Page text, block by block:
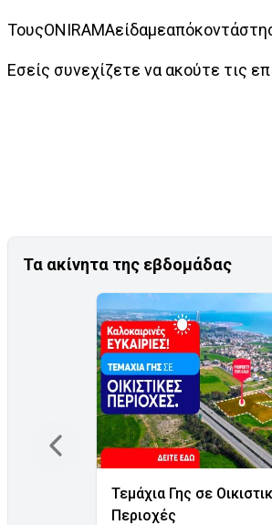
Εσείς συνεχίζετε να ακούτε τις
Τα ακίνητα της εβδομάδας
Τεμάχια Γης σε
Περιοχές